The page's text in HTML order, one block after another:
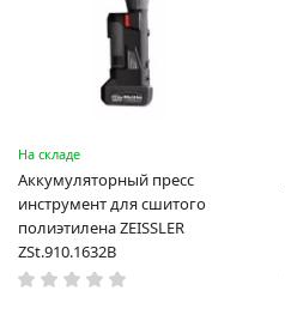
На складе
Аккумуляторный пресс
инструмент для сшитого
полиэтилена ZEISSLER
ZSt.910.1632B